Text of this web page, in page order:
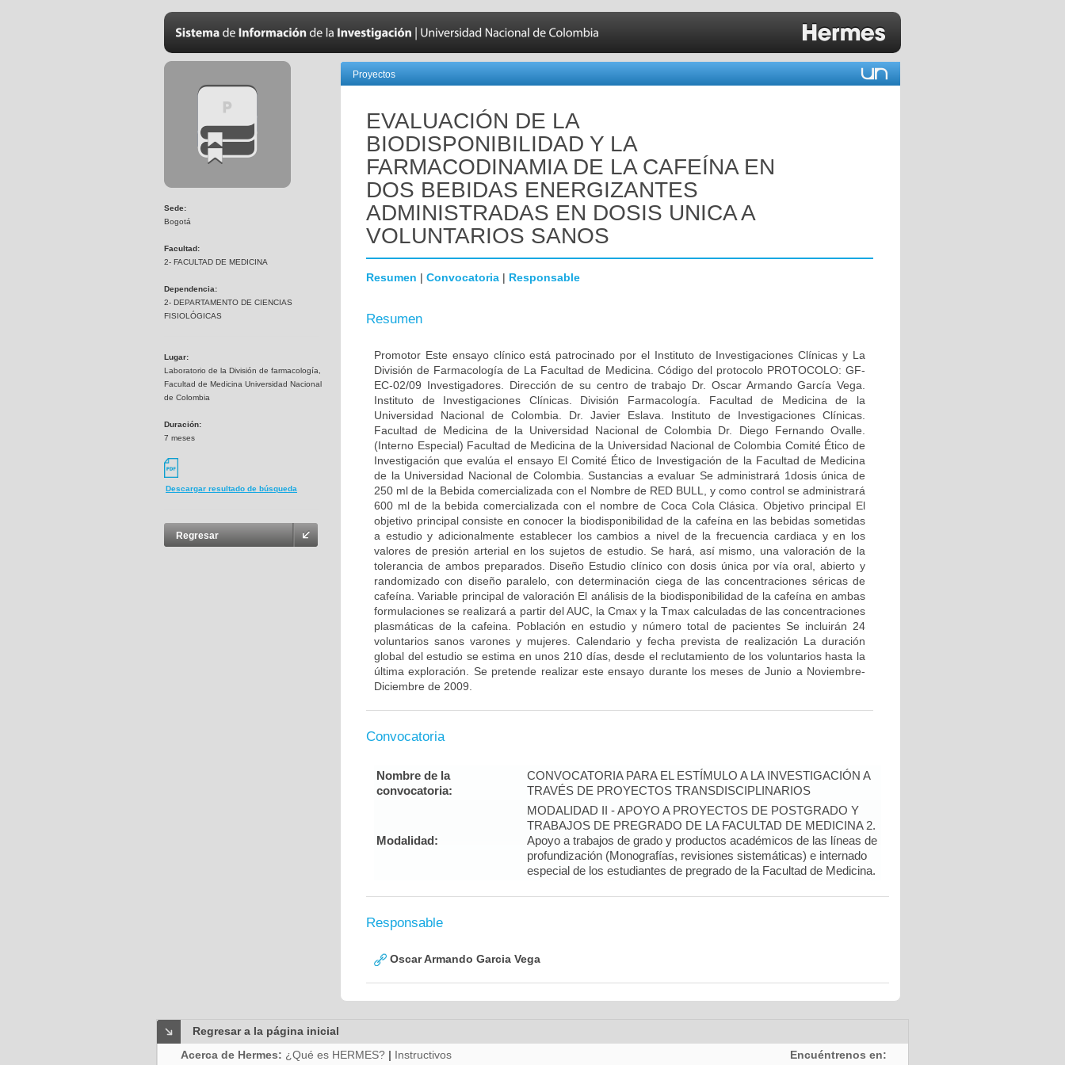
Sede:
Bogotá
Facultad:
2- FACULTAD DE MEDICINA
Dependencia:
2- DEPARTAMENTO DE CIENCIAS
FISIOLÓGICAS
Lugar:
Laboratorio de la División de farmacología,
Facultad de Medicina Universidad Nacional
de Colombia
Duración:
7 meses
Descargar resultado de búsqueda
Regresar
Proyectos
EVALUACIÓN DE LA
BIODISPONIBILIDAD Y LA
FARMACODINAMIA DE LA CAFEÍNA EN
DOS BEBIDAS ENERGIZANTES
ADMINISTRADAS EN DOSIS UNICA A
VOLUNTARIOS SANOS
Resumen | Convocatoria | Responsable
Resumen
Promotor Este ensayo clínico está patrocinado por el Instituto de Investigaciones Clínicas y La
División de Farmacología de La Facultad de Medicina. Código del protocolo PROTOCOLO: GF-
EC-02/09 Investigadores. Dirección de su centro de trabajo Dr. Oscar Armando García Vega.
Instituto de Investigaciones Clínicas. División Farmacología. Facultad de Medicina de la
Universidad Nacional de Colombia. Dr. Javier Eslava. Instituto de Investigaciones Clínicas.
Facultad de Medicina de la Universidad Nacional de Colombia Dr. Diego Fernando Ovalle.
(Interno Especial) Facultad de Medicina de la Universidad Nacional de Colombia Comité Ético de
Investigación que evalúa el ensayo El Comité Ético de Investigación de la Facultad de Medicina
de la Universidad Nacional de Colombia. Sustancias a evaluar Se administrará 1dosis única de
250 ml de la Bebida comercializada con el Nombre de RED BULL, y como control se administrará
600 ml de la bebida comercializada con el nombre de Coca Cola Clásica. Objetivo principal El
objetivo principal consiste en conocer la biodisponibilidad de la cafeína en las bebidas sometidas
a estudio y adicionalmente establecer los cambios a nivel de la frecuencia cardiaca y en los
valores de presión arterial en los sujetos de estudio. Se hará, así mismo, una valoración de la
tolerancia de ambos preparados. Diseño Estudio clínico con dosis única por vía oral, abierto y
randomizado con diseño paralelo, con determinación ciega de las concentraciones séricas de
cafeína. Variable principal de valoración El análisis de la biodisponibilidad de la cafeína en ambas
formulaciones se realizará a partir del AUC, la Cmax y la Tmax calculadas de las concentraciones
plasmáticas de la cafeina. Población en estudio y número total de pacientes Se incluirán 24
voluntarios sanos varones y mujeres. Calendario y fecha prevista de realización La duración
global del estudio se estima en unos 210 días, desde el reclutamiento de los voluntarios hasta la
última exploración. Se pretende realizar este ensayo durante los meses de Junio a Noviembre-
Diciembre de 2009.
Convocatoria
Nombre de la
convocatoria:
CONVOCATORIA PARA EL ESTÍMULO A LA INVESTIGACIÓN A
TRAVÉS DE PROYECTOS TRANSDISCIPLINARIOS
Modalidad:
MODALIDAD II - APOYO A PROYECTOS DE POSTGRADO Y
TRABAJOS DE PREGRADO DE LA FACULTAD DE MEDICINA 2.
Apoyo a trabajos de grado y productos académicos de las líneas de
profundización (Monografías, revisiones sistemáticas) e internado
especial de los estudiantes de pregrado de la Facultad de Medicina.
Responsable
Oscar Armando Garcia Vega
Regresar a la página inicial
Acerca de Hermes: ¿Qué es HERMES? | Instructivos Encuéntrenos en: